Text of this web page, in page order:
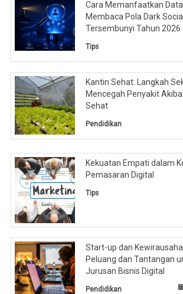
Cara Memanfaatkan
Membaca Pola Dark
Tersembunyi Tahun 2026
Tips
Kantin Sehat: Langkah
Mencegah Penyakit
Sehat
Pendidikan
Kekuatan Empati dalam
Pemasaran Digital
Tips
Start-up dan
Peluang dan Tantangan
Jurusan Bisnis Digital
Pendidikan